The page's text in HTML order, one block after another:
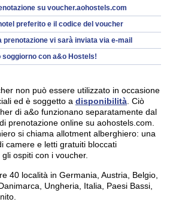
su voucher.aohostels.com
preferito e il codice del voucher
prenotazione vi sarà inviata via e-mail
con a&o Hostels!
non può essere utilizzato in occasione
ed è soggetto a disponibilità . Ciò
di a&o funzionano separatamente dal
prenotazione online su aohostels.com.
si chiama allotment alberghiero: una
camere e letti gratuiti bloccati
ospiti con i voucher.
40 località in Germania, Austria, Belgio,
Ungheria, Italia, Paesi Bassi,